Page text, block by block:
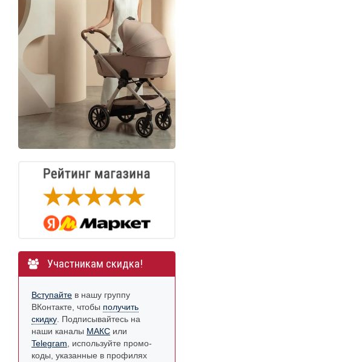
Участникам скидка!
Вступайте в нашу группу
ВКонтакте, чтобы получить
скидку . Подписывайтесь на
наши каналы МАКС или
Telegram , используйте промо-
коды, указанные в профилях